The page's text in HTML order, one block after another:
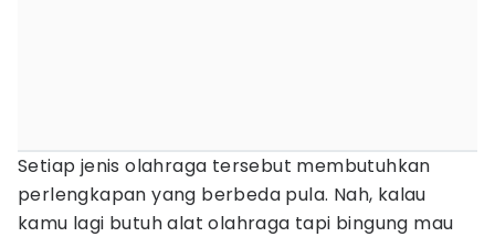
Setiap jenis olahraga tersebut membutuhkan
perlengkapan yang berbeda pula. Nah, kalau
kamu lagi butuh alat olahraga tapi bingung mau